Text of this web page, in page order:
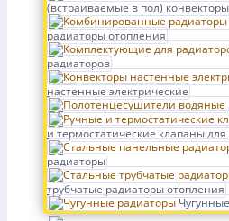
(встраиваемые в пол) конвекторы
радиаторы отопления
радиаторов
настенные электрические
и термостатические клапаны
радиаторы
трубчатые радиаторы отопления